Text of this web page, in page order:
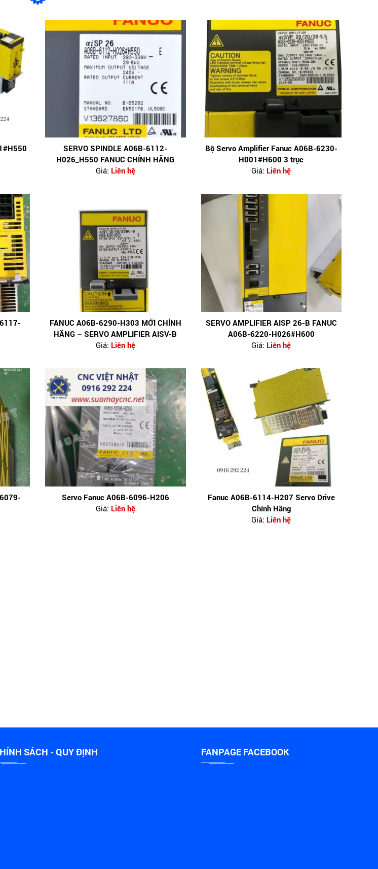
SERVO SPINDLE A06B-6112-
H026_H550 FANUC CHÍNH HÃNG
Giá: Liên hệ
Bộ Servo Amplifier Fanuc A06B-6230-
H001#H600 3 trục
Giá: Liên hệ
FANUC A06B-6290-H303 MỚI CHÍNH
HÃNG – SERVO AMPLIFIER ΑISV-B
Giá: Liên hệ
SERVO AMPLIFIER ΑISP 26-B FANUC
A06B-6220-H026#H600
Giá: Liên hệ
Servo Fanuc A06B-6096-H206
Giá: Liên hệ
Fanuc A06B-6114-H207 Servo Drive
Chính Hãng
Giá: Liên hệ
SÁCH - QUY ĐỊNH FANPAGE FACEBOOK